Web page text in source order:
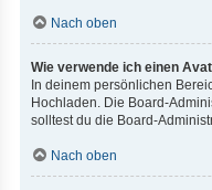
Nach oben
Wie verwende ich einen
In deinem persönlichen
Hochladen. Die Board-
solltest du die Board-
Nach oben